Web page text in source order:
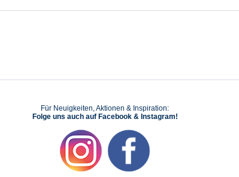
Für Neuigkeiten, Aktionen & Inspiration:
Folge uns auch auf Facebook & Instagram!